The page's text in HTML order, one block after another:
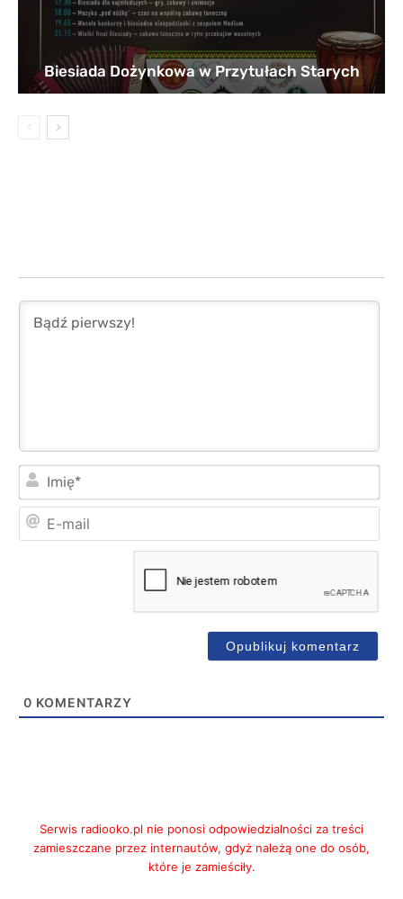
Biesiada Dożynkowa w Przytułach Starych
0 KOMENTARZY
Serwis radiooko.pl nie ponosi odpowiedzialności za treści
zamieszczane przez internautów, gdyż należą one do osób,
które je zamieściły.